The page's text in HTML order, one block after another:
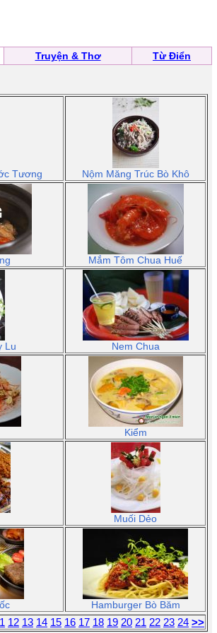
Truyện & Thơ
Từ Điển
Tương Nộm Măng Trúc Bò Khô
Mắm Tôm Chua Huế
Lu Nem Chua
Kiểm
Muối Dẻo
Hamburger Bò Băm
12 13 14 15 16 17 18 19 20 21 22 23 24 >>